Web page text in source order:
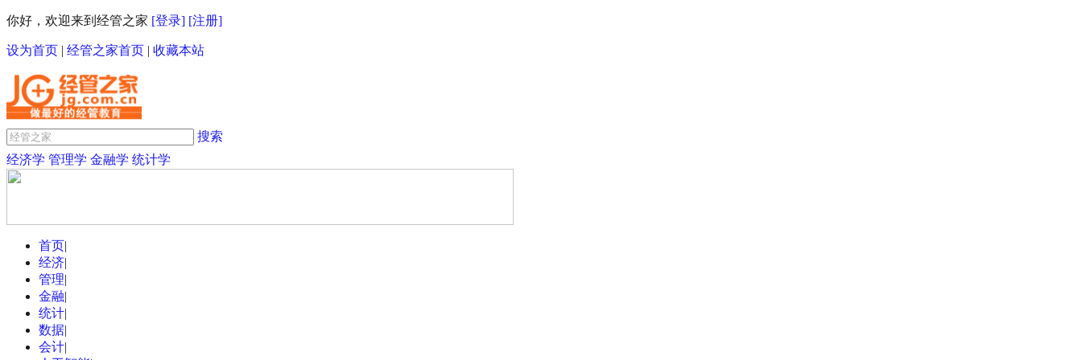
你好，欢迎来到经管之家 [登录] [注册]
设为首页 | 经管之家首页 | 收藏本站
搜索
经济学 管理学 金融学 统计学
首页|
经济|
管理|
金融|
统计|
数据|
会计|